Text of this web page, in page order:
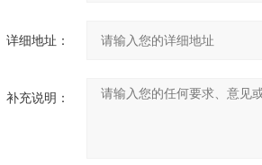
详细地址：
补充说明：